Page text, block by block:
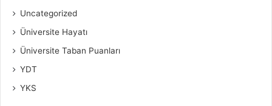
Uncategorized
Üniversite Hayatı
Üniversite Taban Puanları
YDT
YKS